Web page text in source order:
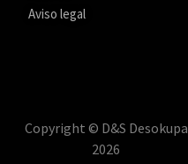
Aviso legal
Copyright © D&S Desokupa
2026